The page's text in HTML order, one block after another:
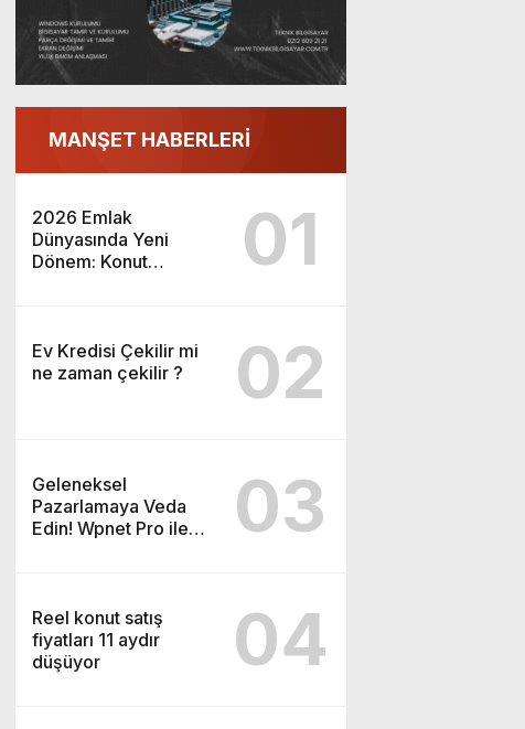
MANŞET HABERLERİ
2026 Emlak
Dünyasında Yeni
Dönem: Konut
01
Ev Kredisi Çekilir mi
ne zaman çekilir ?
02
Geleneksel
Pazarlamaya Veda
Edin! Wpnet Pro ile
03
Reel konut satış
fiyatları 11 aydır
düşüyor
04